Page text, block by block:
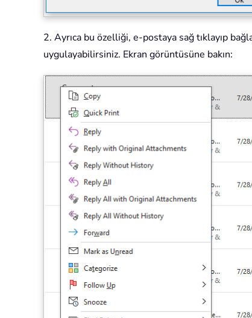
2. Ayrıca bu özelliği, e-postaya sağ tıklayıp
uygulayabilirsiniz. Ekran görüntüsüne bakın: